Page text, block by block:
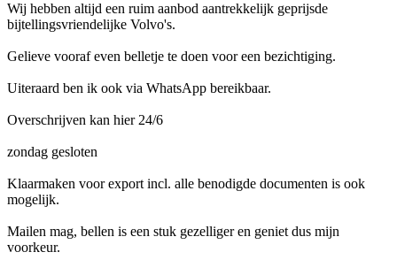
Wij hebben altijd een ruim aanbod aantrekkelijk geprijsde
bijtellingsvriendelijke Volvo's.
Gelieve vooraf even belletje te doen voor een bezichtiging.
Uiteraard ben ik ook via WhatsApp bereikbaar.
Overschrijven kan hier 24/6
zondag gesloten
Klaarmaken voor export incl. alle benodigde documenten is ook
mogelijk.
Mailen mag, bellen is een stuk gezelliger en geniet dus mijn
voorkeur.